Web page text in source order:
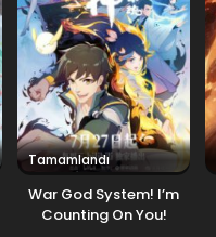
Tamamlandı
War God System! I’m
Counting On You!